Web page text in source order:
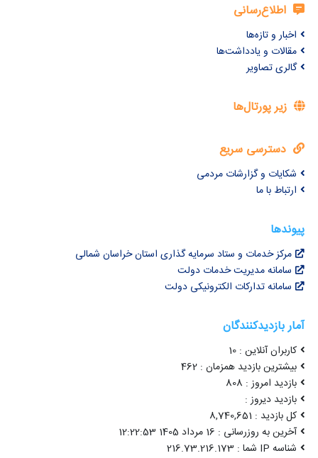
اطلاع‌رسانی
اخبار و تازه‌ها
مقالات و یادداشت‌ها
گالری تصاویر
زیر پورتال‌ها
دسترسی سریع
شکایات و گزارشات مردمی
ارتباط با ما
پیوندها
مرکز خدمات و ستاد سرمایه گذاری استان خراسان شمالی
سامانه مدیریت خدمات دولت
سامانه تدارکات الکترونیکی دولت
آمار بازدیدکنندگان
کاربران آنلاین : 10
بیشترین بازدید همزمان : 462
بازدید امروز : 808
بازدید دیروز :
کل بازدید : 8,740,651
آخرین به روزرسانی : 16 مرداد 1405 12:22:53
شناسه IP شما : 216.73.216.173